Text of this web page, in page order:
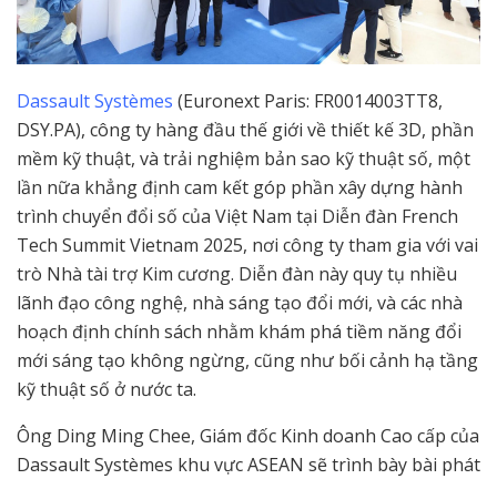
Dassault Systèmes (Euronext Paris: FR0014003TT8,
DSY.PA), công ty hàng đầu thế giới về thiết kế 3D, phần
mềm kỹ thuật, và trải nghiệm bản sao kỹ thuật số, một
lần nữa khẳng định cam kết góp phần xây dựng hành
trình chuyển đổi số của Việt Nam tại Diễn đàn French
Tech Summit Vietnam 2025, nơi công ty tham gia với vai
trò Nhà tài trợ Kim cương. Diễn đàn này quy tụ nhiều
lãnh đạo công nghệ, nhà sáng tạo đổi mới, và các nhà
hoạch định chính sách nhằm khám phá tiềm năng đổi
mới sáng tạo không ngừng, cũng như bối cảnh hạ tầng
kỹ thuật số ở nước ta.
Ông Ding Ming Chee, Giám đốc Kinh doanh Cao cấp của
Dassault Systèmes khu vực ASEAN sẽ trình bày bài phát